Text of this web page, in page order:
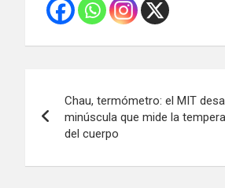
de
entradas
Chau, termómetro: el MIT
minúscula que mide la
del cuerpo